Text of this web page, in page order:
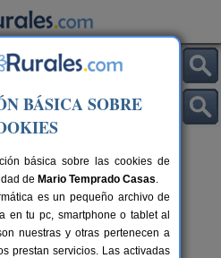
BÁSICA SOBRE
básica sobre las cookies de
de Mario Temprado Casas.
es un pequeño archivo de
en tu pc, smartphone o tablet al
nuestras y otras pertenecen a
prestan servicios. Las activadas